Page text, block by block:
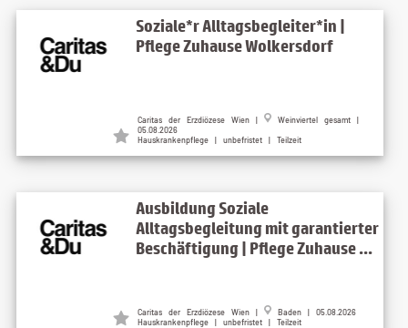
Soziale*r Alltagsbegleiter*in |
Pflege Zuhause Wolkersdorf
Caritas der Erzdiözese Wien |
Weinviertel gesamt |
05.08.2026
Hauskrankenpflege | unbefristet | Teilzeit
Ausbildung Soziale
Alltagsbegleitung mit garantierter
Beschäftigung | Pflege Zuhause ...
Caritas der Erzdiözese Wien |
Baden | 05.08.2026
Hauskrankenpflege | unbefristet | Teilzeit